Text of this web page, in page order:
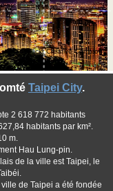
Taipei City.
2 618 772 habitants
habitants par km².
m.
Hau Lung-pin.
de la ville est Taipei, le
de Taipei a été fondée
©Flickr Creative Commons